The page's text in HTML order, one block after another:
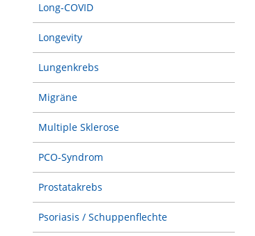
Long-COVID
Longevity
Lungenkrebs
Migräne
Multiple Sklerose
PCO-Syndrom
Prostatakrebs
Psoriasis / Schuppenflechte